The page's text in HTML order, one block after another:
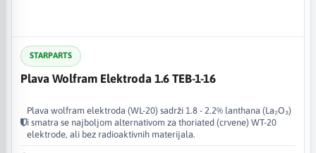
STARPARTS
Plava Wolfram Elektroda 1.6 TEB-1-16
Plava wolfram elektroda (WL-20) sadrži 1.8 - 2.2% lanthana (La₂O₃)
i smatra se najboljom alternativom za thoriated (crvene) WT-20
elektrode, ali bez radioaktivnih materijala.